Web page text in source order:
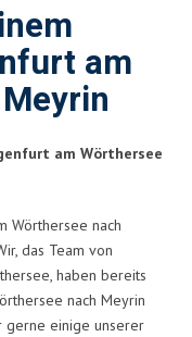
am
am Wörthersee
Wörthersee nach
das Team von
haben bereits
nach Meyrin
gerne einige unserer